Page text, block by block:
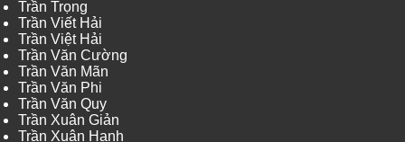
Trần Trọng
Trần Viết Hải
Trần Việt Hải
Trần Văn Cường
Trần Văn Mãn
Trần Văn Phi
Trần Văn Quy
Trần Xuân Giản
Trần Xuân Hạnh